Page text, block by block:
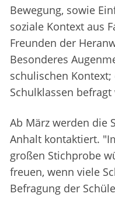
Bewegung, sowie
soziale Kontext aus
Freunden der
Besonderes
schulischen Kontext;
Schulklassen befragt
Ab März werden die
Anhalt kontaktiert.
großen Stichprobe
freuen, wenn viele
Befragung der